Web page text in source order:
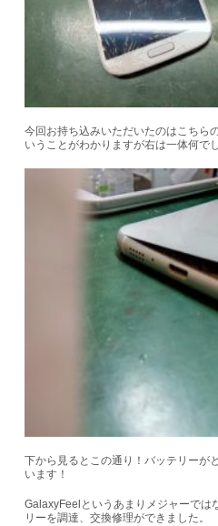
今回お持ち込みいただいたのはこちら
いうことがわかりますが右は一体何で
下から見るとこの通り！バッテリーが
います！
GalaxyFeelというあまりメジャーでは
リーを調達、交換修理ができました。